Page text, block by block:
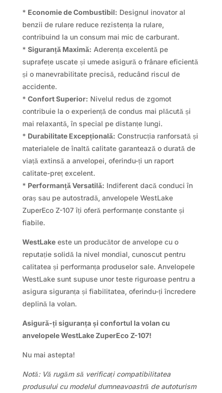
* Economie de Combustibil: Designul inovator al
benzii de rulare reduce rezistența la rulare,
contribuind la un consum mai mic de carburant.
* Siguranță Maximă: Aderența excelentă pe
suprafețe uscate și umede asigură o frânare eficientă
și o manevrabilitate precisă, reducând riscul de
accidente.
* Confort Superior: Nivelul redus de zgomot
contribuie la o experiență de condus mai plăcută și
mai relaxantă, în special pe distanțe lungi.
* Durabilitate Excepțională: Construcția ranforsată și
materialele de înaltă calitate garantează o durată de
viață extinsă a anvelopei, oferindu-ți un raport
calitate-preț excelent.
* Performanță Versatilă: Indiferent dacă conduci în
oraș sau pe autostradă, anvelopele WestLake
ZuperEco Z-107 îți oferă performanțe constante și
fiabile.
WestLakeeste un producător de anvelope cu o
reputație solidă la nivel mondial, cunoscut pentru
calitatea și performanța produselor sale. Anvelopele
WestLake sunt supuse unor teste riguroase pentru a
asigura siguranța și fiabilitatea, oferindu-ți încredere
deplină la volan.
Asigură-ți siguranța și confortul la volan cu
anvelopele WestLake ZuperEco Z-107!
Nu mai astepta!
Notă: Vă rugăm să verificați compatibilitatea
produsului cu modelul dumneavoastră de autoturism